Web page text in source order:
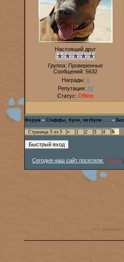
Настоящий друг
Группа: Проверенные
Сообщений: 5632
Награды: 0
Репутация: 82
Статус: Offline
Форум » Стаффы, були, питбули . . . »
Страница 5 из 5 « 1 2 3 4 5
Сегодня наш сайт посетили: Tigrino
аст,